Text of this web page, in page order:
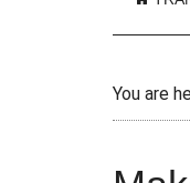
You are